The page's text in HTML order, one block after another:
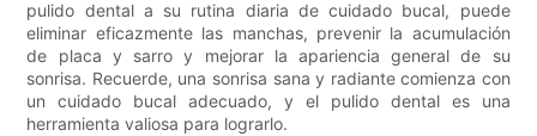
pulido dental a su rutina diaria de cuidado bucal, puede
eliminar eficazmente las manchas, prevenir la acumulación
de placa y sarro y mejorar la apariencia general de su
sonrisa. Recuerde, una sonrisa sana y radiante comienza con
un cuidado bucal adecuado, y el pulido dental es una
herramienta valiosa para lograrlo.